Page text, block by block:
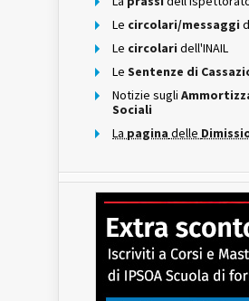
Le circolari/messaggi
Le circolari dell'INAIL
Le Sentenze di
Notizie sugli
Sociali
La pagina delle